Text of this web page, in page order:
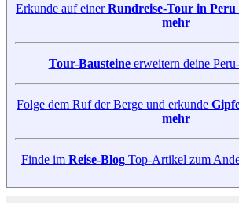
Erkunde auf einerRundreise-Tour in Peru
mehr
Tour-Bausteineerweitern deine
Folge dem Ruf der Berge und erkunde
mehr
Finde im Reise-Blog Top-Artikel zum